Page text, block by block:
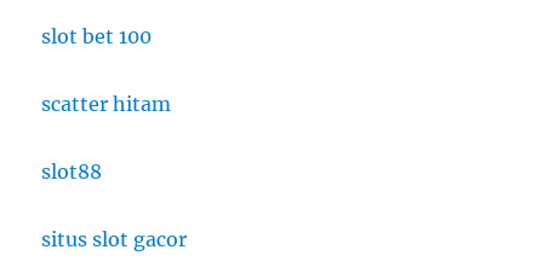
slot bet 100
scatter hitam
slot88
situs slot gacor